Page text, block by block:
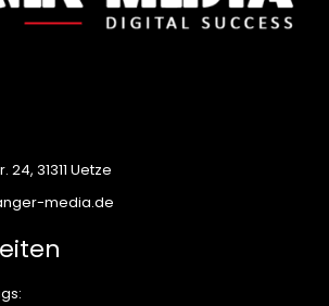
24, 31311 Uetze
media.de